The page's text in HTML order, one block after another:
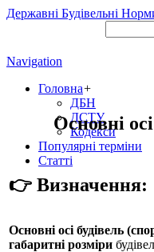
Державні Будівельні
Navigation
Головна+
ДБН
ДСТУ
Кодекси
Популярні терміни
Статті
Основні
👉 Визначення:
Основні осі будівель
габаритні розміри